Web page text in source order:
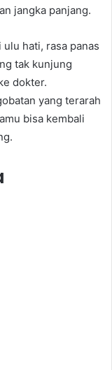
jangka panjang.
hati, rasa panas
tak kunjung
dokter.
yang terarah
bisa kembali